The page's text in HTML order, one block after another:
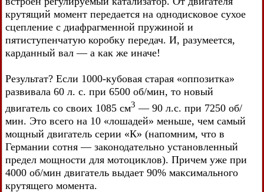
крутящий момент передается на однодисковое сухое
сцепление с диафрагменной пружиной и
пятиступенчатую коробку передач. И, разумеется,
карданный вал — а как же иначе!
Результат? Если 1000-кубовая старая «оппозитка»
развивала 60 л. с. при 6500 об/мин, то новый
двигатель со своих 1085 см3 — 90 л.с. при 7250 об/
мин. Это всего на 10 «лошадей» меньше, чем самый
мощный двигатель серии «К» (напомним, что в
Германии сотня — законодательно установленный
предел мощности для мотоциклов). Причем уже при
4000 об/мин двигатель выдает 90% максимального
крутящего момента.